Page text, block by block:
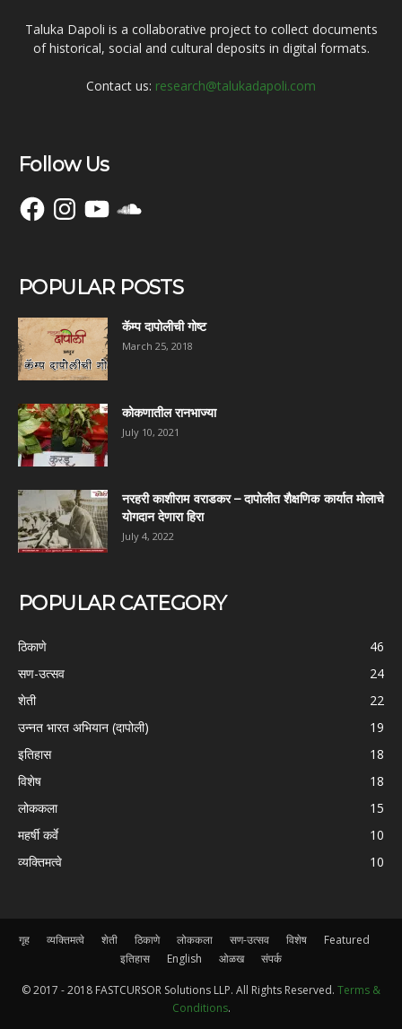
Taluka Dapoli is a collaborative project to collect documents
of historical, social and cultural deposits in digital formats.
Contact us: research@talukadapoli.com
Follow Us
FacebookInstagramYouTubeSoundCloud
POPULAR POSTS
कॅम्प दापोलीची गोष्ट
March 25, 2018
कोकणातील रानभाज्या
July 10, 2021
नरहरी काशीराम वराडकर – दापोलीत शैक्षणिक कार्यात मोलाचे
योगदान देणारा हिरा
July 4, 2022
POPULAR CATEGORY
ठिकाणे
46
सण-उत्सव
24
शेती
22
उन्नत भारत अभियान (दापोली)
19
इतिहास
18
विशेष
18
लोककला
15
महर्षी कर्वे
10
व्यक्तिमत्वे
10
गृह व्यक्तिमत्वे शेती ठिकाणे लोककला सण-उत्सव विशेष
Featured
इतिहास
English ओळख संपर्क
© 2017 - 2018 FASTCURSOR Solutions LLP. All Rights Reserved. Terms &
Conditions.